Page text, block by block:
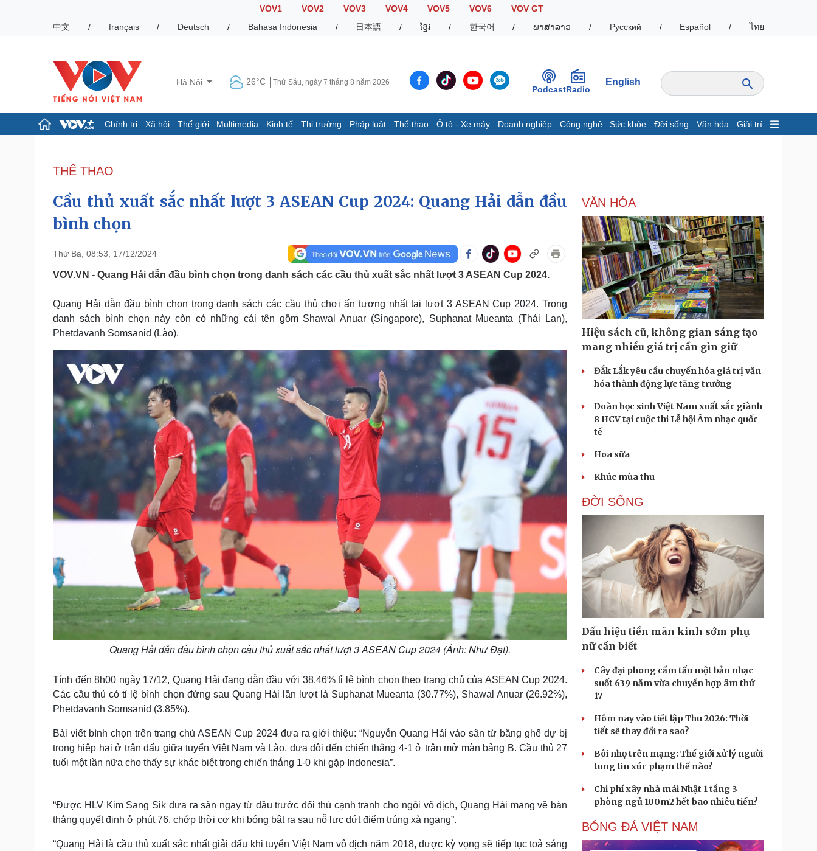
VOV1 VOV2 VOV3 VOV4 VOV5 VOV6
VOV GT
中文
/ français / Deutsch / Bahasa Indonesia / 日本語 / ខ្មែរ / 한국어 / ພາສາລາວ / Русский / Español / ไทย
Hà Nội 26°C Thứ Sáu, ngày 7 tháng 8 năm 2026
PodcastRadio
English
Chính trị Xã hội Thế giới Multimedia Kinh tế Thị trường Pháp luật Thể thao Ô tô - Xe máy Doanh nghiệp Công nghệ Sức khỏe Đời sống Văn hóa Giải trí
Đảng
Tổ chức nhân sự
Quốc hội
Nhận diện sự thật
Dấu ấn VOV
Infographic
Giá cà phê
Pháp luật
Tin nóng
Việt Nam
Thể thao
Lịch thi đấu bóng đá
eSports
Hậu trường
Ô tô - Xe máy
Xe máy
Doanh nghiệp
Thông tin doanh nghiệp
Doanh nghiệp 24h
Doanh nhân
Vì cộng đồng
Công nghệ
Sành điệu
Tin Công nghệ
Trải nghiệm
Chuyển đổi số
Sức khỏe
Dinh dưỡng - món ngon
Cây thuốc
Sản phụ khoa
Nhi khoa
Nam khoa
Làm đẹp - giảm cân
Phòng mạch online
Ăn sạch sống khỏe
Đời sống
Nhà đẹp
Blog
Tình yêu - Gia đình
Sân khấu - Điện ảnh
Âm nhạc
Di sản
Nghệ sĩ
Thời trang
Sao Việt
Tư vấn
Săn Tour
check-in
Podcast
Câu chuyện thời sự
Đọc truyện đêm khuya
Cửa sổ tình yêu
Hạt giống tâm hồn
Cải chính
THỂ THAO
Cầu thủ xuất sắc nhất lượt 3 ASEAN Cup 2024: Quang Hải dẫn đầu
bình chọn
Thứ Ba, 08:53, 17/12/2024
VOV.VN - Quang Hải dẫn đầu bình chọn trong danh sách các cầu thủ xuất sắc nhất lượt 3 ASEAN Cup 2024.
Quang Hải dẫn đầu bình chọn trong danh sách các cầu thủ chơi ấn tượng nhất tại lượt 3 ASEAN Cup 2024. Trong
danh sách bình chọn này còn có những cái tên gồm Shawal Anuar (Singapore), Suphanat Mueanta (Thái Lan),
Phetdavanh Somsanid (Lào).
Quang Hải dẫn đầu bình chọn cầu thủ xuất sắc nhất lượt 3 ASEAN Cup 2024 (Ảnh: Như Đạt).
Tính đến 8h00 ngày 17/12, Quang Hải đang dẫn đầu với 38.46% tỉ lệ bình chọn theo trang chủ của ASEAN Cup 2024.
Các cầu thủ có tỉ lệ bình chọn đứng sau Quang Hải lần lượt là Suphanat Mueanta (30.77%), Shawal Anuar (26.92%),
Phetdavanh Somsanid (3.85%).
Bài viết bình chọn trên trang chủ ASEAN Cup 2024 đưa ra giới thiệu: “Nguyễn Quang Hải vào sân từ băng ghế dự bị
trong hiệp hai ở trận đấu giữa tuyển Việt Nam và Lào, đưa đội đến chiến thắng 4-1 ở trận mở màn bảng B. Cầu thủ 27
tuổi một lần nữa cho thấy sự khác biệt trong chiến thắng 1-0 khi gặp Indonesia”.
“Được HLV Kim Sang Sik đưa ra sân ngay từ đầu trước đối thủ cạnh tranh cho ngôi vô địch, Quang Hải mang về bàn
thắng quyết định ở phút 76, chớp thời cơ khi bóng bật ra sau nỗ lực dứt điểm trúng xà ngang”.
“Quang Hải là cầu thủ xuất sắc nhất giải đấu khi tuyển Việt Nam vô địch năm 2018, được kỳ vọng sẽ tiếp tục toả sáng
VĂN HÓA
Hiệu sách cũ, không gian sáng tạo
mang nhiều giá trị cần gìn giữ
Đắk Lắk yêu cầu chuyển hóa giá trị văn
hóa thành động lực tăng trưởng
Đoàn học sinh Việt Nam xuất sắc giành
8 HCV tại cuộc thi Lễ hội Âm nhạc quốc
tế
Hoa sữa
Khúc mùa thu
ĐỜI SỐNG
Dấu hiệu tiền mãn kinh sớm phụ
nữ cần biết
Cây đại phong cầm tấu một bản nhạc
suốt 639 năm vừa chuyển hợp âm thứ
17
Hôm nay vào tiết lập Thu 2026: Thời
tiết sẽ thay đổi ra sao?
Bôi nhọ trên mạng: Thế giới xử lý người
tung tin xúc phạm thế nào?
Chi phí xây nhà mái Nhật 1 tầng 3
phòng ngủ 100m2 hết bao nhiêu tiền?
BÓNG ĐÁ VIỆT NAM